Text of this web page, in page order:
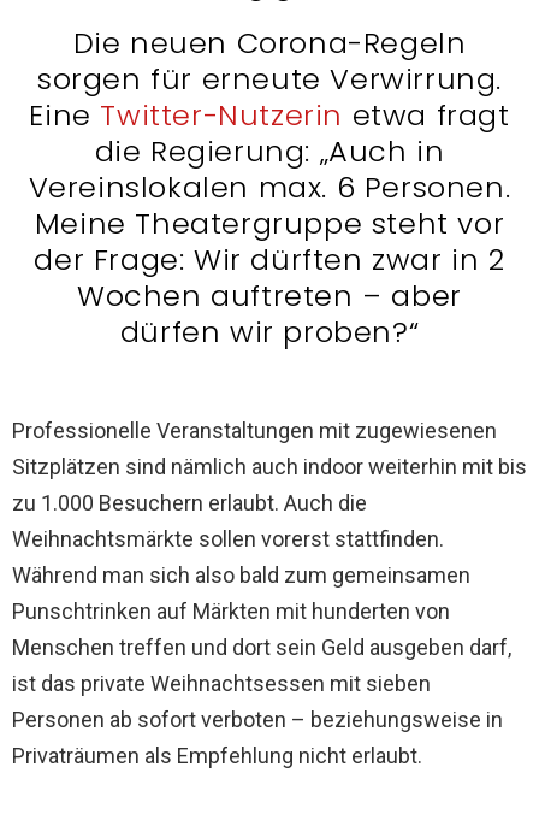
Die neuen Corona-Regeln
sorgen für erneute Verwirrung.
Eine Twitter-Nutzerin etwa fragt
die Regierung: „Auch in
Vereinslokalen max. 6 Personen.
Meine Theatergruppe steht vor
der Frage: Wir dürften zwar in 2
Wochen auftreten – aber
dürfen wir proben?“
Professionelle Veranstaltungen mit zugewiesenen
Sitzplätzen sind nämlich auch indoor weiterhin mit bis
zu 1.000 Besuchern erlaubt. Auch die
Weihnachtsmärkte sollen vorerst stattfinden.
Während man sich also bald zum gemeinsamen
Punschtrinken auf Märkten mit hunderten von
Menschen treffen und dort sein Geld ausgeben darf,
ist das private Weihnachtsessen mit sieben
Personen ab sofort verboten – beziehungsweise in
Privaträumen als Empfehlung nicht erlaubt.